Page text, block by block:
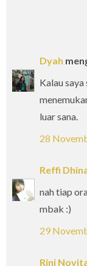
Dyah
Kalau
luar sana.
28
Reffi
nah tiap
mbak :)
29
Rini